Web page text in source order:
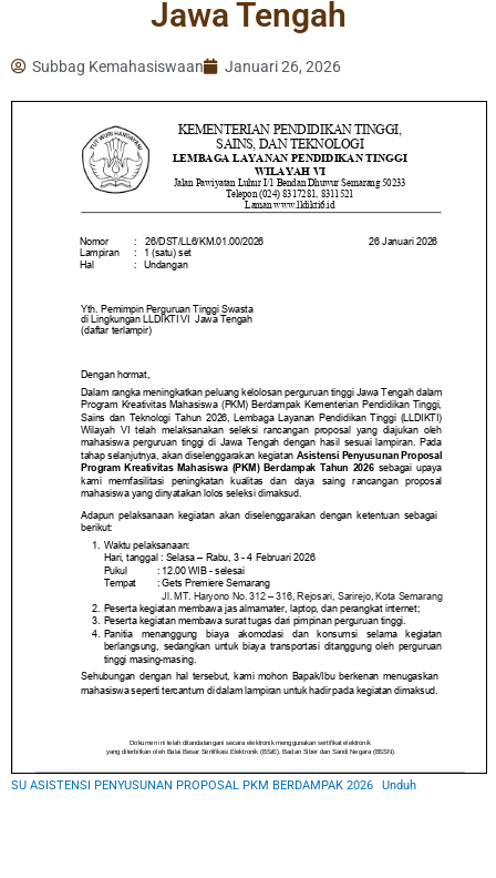
Jawa Tengah
Subbag Kemahasiswaan Januari 26, 2026
SU ASISTENSI PENYUSUNAN PROPOSAL PKM BERDAMPAK 2026 Unduh